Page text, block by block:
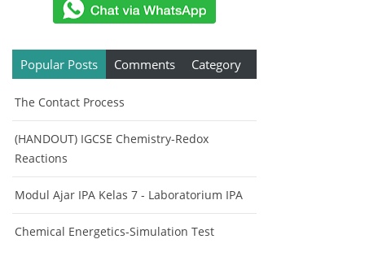
Popular Posts Comments Category
The Contact Process
(HANDOUT) IGCSE Chemistry-Redox
Reactions
Modul Ajar IPA Kelas 7 - Laboratorium IPA
Chemical Energetics-Simulation Test